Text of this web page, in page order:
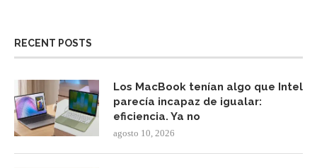
RECENT POSTS
Los MacBook tenían algo que Intel
parecía incapaz de igualar:
eficiencia. Ya no
agosto 10, 2026